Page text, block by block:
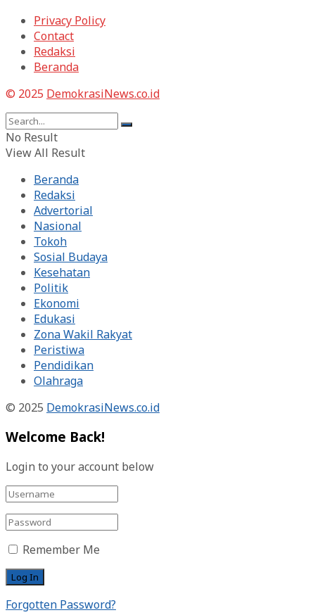
Privacy Policy
Contact
Redaksi
Beranda
© 2025 DemokrasiNews.co.id
No Result
View All Result
Beranda
Redaksi
Advertorial
Nasional
Tokoh
Sosial Budaya
Kesehatan
Politik
Ekonomi
Edukasi
Zona Wakil Rakyat
Peristiwa
Pendidikan
Olahraga
© 2025 DemokrasiNews.co.id
Welcome Back!
Login to your account below
Remember Me
Forgotten Password?